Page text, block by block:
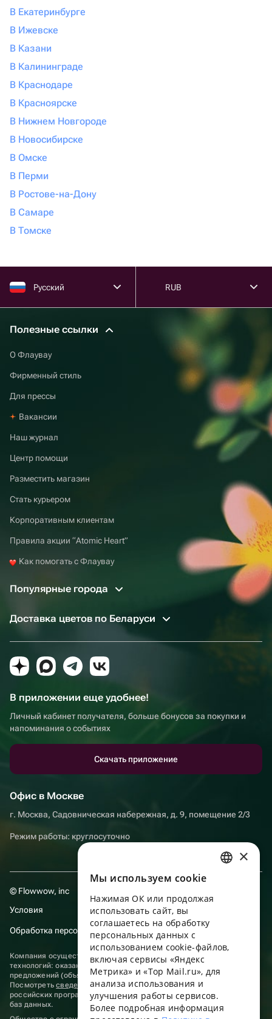
В Екатеринбурге
В Ижевске
В Казани
В Калининграде
В Краснодаре
В Красноярске
В Нижнем Новгороде
В Новосибирске
В Омске
В Перми
В Ростове-на-Дону
В Самаре
В Томске
Русский RUB
Полезные ссылки
О Флаувау
Фирменный стиль
Для прессы
Вакансии
Наш журнал
Центр помощи
Разместить магазин
Стать курьером
Корпоративным клиентам
Правила акции “Atomic Heart”
Как помогать с Флаувау
Популярные города
Доставка цветов по Беларуси
В приложении еще удобнее!
Личный кабинет получателя, больше бонусов за покупки и
напоминания о событиях
Скачать приложение
Офис в Москве
г. Москва, Садовническая набережная, д. 9, помещение 2/3
Режим работы: круглосуточно
© Flowwow, inc
Условия
Обработка персональных данных
Компания осуществляет деятельность в области информационных
технологий: оказание услуг в сети “Интернет” по размещению
предложений (объявлений) продавцов о реализации товаров.
Посмотретьсведения о программах, включенных в реестр
российских программ для электронных вычислительных машин и
баз данных.
ENGLISH
UKRAINIAN
PORTUGUESE
×
Мы используем сookie
Нажимая ОК или продолжая
использовать сайт, вы
соглашаетесь на обработку
персональных данных с
использованием cookie-файлов,
включая сервисы «Яндекс
Метрика» и «Top Mail.ru», для
анализа использования и
улучшения работы сервисов.
Более подробная информация